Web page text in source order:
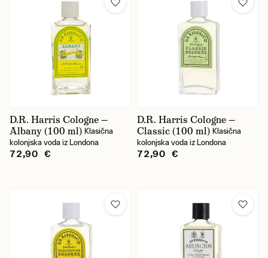
D.R. Harris Cologne —
Albany (100 ml) Klasična
kolonjska voda iz Londona
72,90 €
D.R. Harris Cologne —
Classic (100 ml) Klasična
kolonjska voda iz Londona
72,90 €